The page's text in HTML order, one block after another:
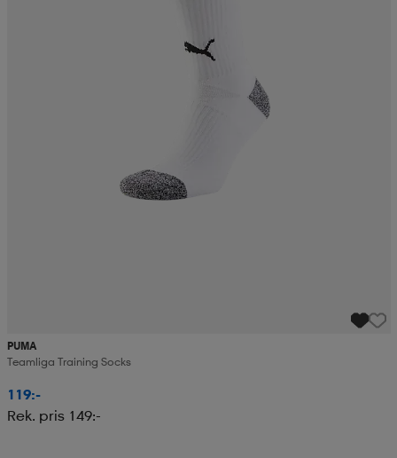
PUMA
Teamliga Training Socks
119:-
Rek. pris 149:-